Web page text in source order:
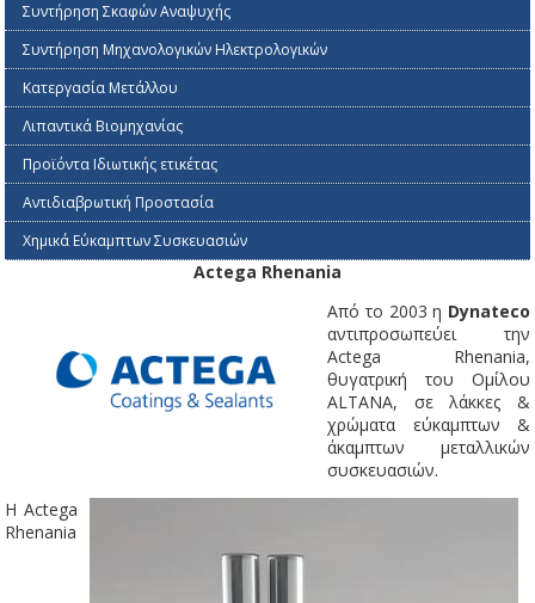
Συντήρηση Σκαφών Αναψυχής
Συντήρηση Μηχανολογικών Ηλεκτρολογικών
Κατεργασία Mετάλλου
Λιπαντικά Βιομηχανίας
Προϊόντα Ιδιωτικής ετικέτας
Αντιδιαβρωτική Προστασία
Χημικά Εύκαμπτων Συσκευασιών
Actega Rhenania
Από το 2003 η Dynateco
αντιπροσωπεύει την
Actega Rhenania,
θυγατρική του Ομίλου
ALTANA, σε λάκκες &
χρώματα εύκαμπτων &
άκαμπτων μεταλλικών
συσκευασιών.
H Actega
Rhenania